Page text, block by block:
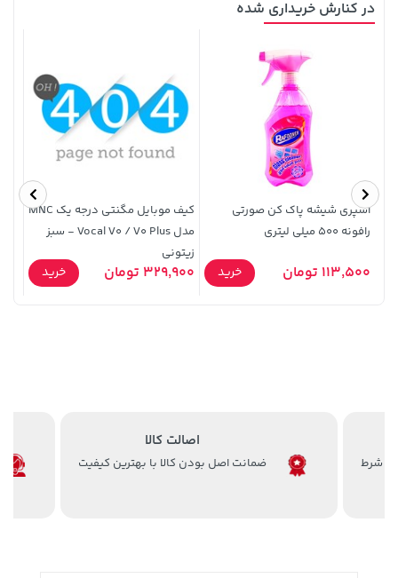
2,729,000 تومان خرید
در کنارش خریداری شده
اسپری شیشه پاک کن صورتی
رافونه 500 میلی لیتری
113,500 تومان خرید
کیف موبایل مگنتی درجه یک MNC
مدل Vocal V0 / V0 Plus - سبز
زیتونی
329,900 تومان خرید
اصالت کالا
ضمانت اصل بودن کالا با بهترین کیفیت